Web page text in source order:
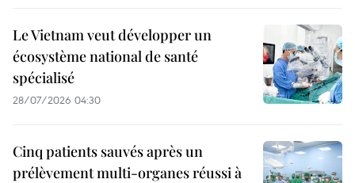
Le Vietnam veut développer un
écosystème national de santé
spécialisé
28/07/2026 04:30
Cinq patients sauvés après un
prélèvement multi-organes réussi à